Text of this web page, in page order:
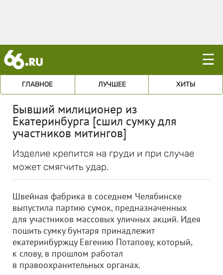
☰
ГЛАВНОЕ ЛУЧШЕЕ ХИТЫ
Бывший милиционер из
Екатеринбурга [сшил сумку для
участников митингов]
Изделие крепится на груди и при случае
может смягчить удар.
Швейная фабрика в соседнем Челябинске
выпустила партию сумок, предназначенных
для участников массовых уличных акций. Идея
пошить сумку бунтаря принадлежит
екатеринбуржцу Евгению Потапову, который,
к слову, в прошлом работал
в правоохранительных органах.